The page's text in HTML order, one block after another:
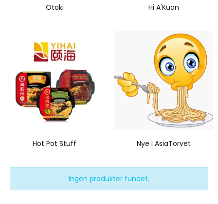
Otoki Hi A'Kuan
Hot Pot Stuff Nye i AsiaTorvet
Ingen produkter fundet.